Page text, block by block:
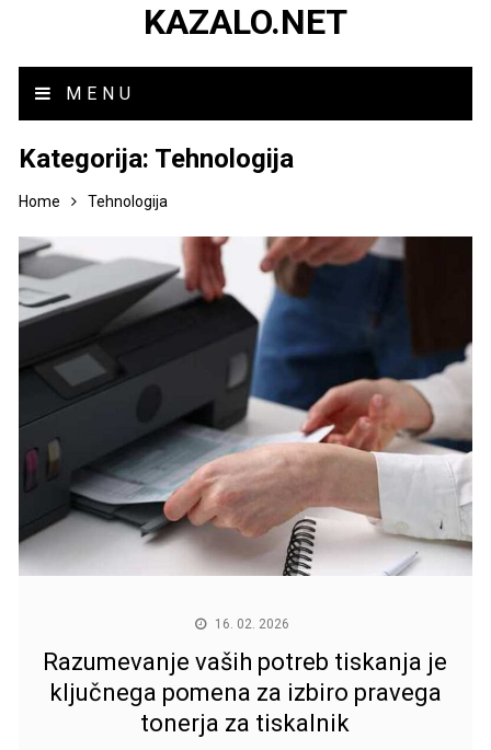
KAZALO.NET
MENU
Kategorija: Tehnologija
Home Tehnologija
16. 02. 2026
Razumevanje vaših potreb tiskanja je
ključnega pomena za izbiro pravega
tonerja za tiskalnik